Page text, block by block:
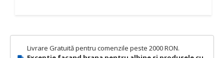
Livrare Gratuită pentru comenzile peste 2000 RON.